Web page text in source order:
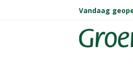
Vandaag